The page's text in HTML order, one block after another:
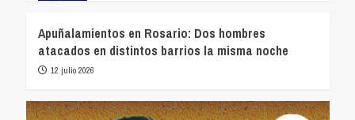
Apuñalamientos en Rosario: Dos hombres
atacados en distintos barrios la misma noche
12 julio 2026